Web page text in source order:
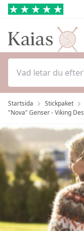
Hoppa till
Startsida
Stickpaket
"Nova" Genser - Viking